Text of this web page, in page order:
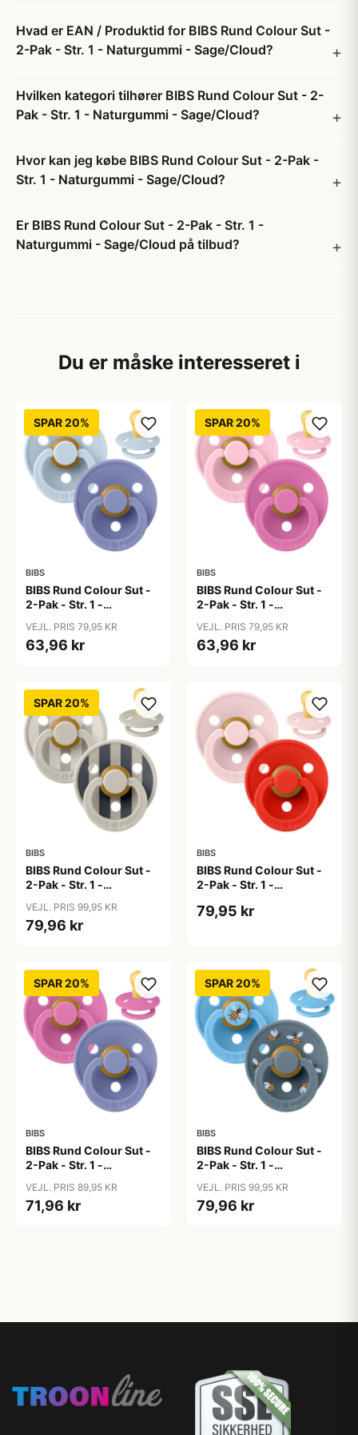
Hvad er EAN / Produktid for BIBS Rund Colour Sut -
2-Pak - Str. 1 - Naturgummi - Sage/Cloud?
Hvilken kategori tilhører BIBS Rund Colour Sut - 2-
Pak - Str. 1 - Naturgummi - Sage/Cloud?
Hvor kan jeg købe BIBS Rund Colour Sut - 2-Pak -
Str. 1 - Naturgummi - Sage/Cloud?
Er BIBS Rund Colour Sut - 2-Pak - Str. 1 -
Naturgummi - Sage/Cloud på tilbud?
Du er måske interesseret i
SPAR 20%
BIBS
BIBS Rund Colour Sut -
2-Pak - Str. 1 -
Blue/Peri
VEJL. PRIS 79,95 KR
63,96 kr
SPAR 20%
BIBS
BIBS Rund Colour Sut -
2-Pak - Str. 1 -
Pink/Bubblegum
VEJL. PRIS 79,95 KR
63,96 kr
SPAR 20%
BIBS
BIBS Rund Colour Sut -
2-Pak - Str. 1 -
Studio - Sand Mix
VEJL. PRIS 99,95 KR
79,96 kr
BIBS
BIBS Rund Colour Sut -
2-Pak - Str. 1 -
Blossom/Candy Apple
79,95 kr
SPAR 20%
BIBS
BIBS Rund Colour Sut -
2-Pak - Str. 1 -
Bubblegum/Peri
VEJL. PRIS 89,95 KR
71,96 kr
SPAR 20%
BIBS
BIBS Rund Colour Sut -
2-Pak - Str. 1 -
Bumblebee Studio -
Breeze Mix
VEJL. PRIS 99,95 KR
79,96 kr